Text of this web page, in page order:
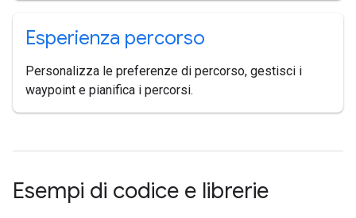
Esperienza percorso
Personalizza le preferenze di percorso, gestisci i
waypoint e pianifica i percorsi.
Esempi di codice e librerie